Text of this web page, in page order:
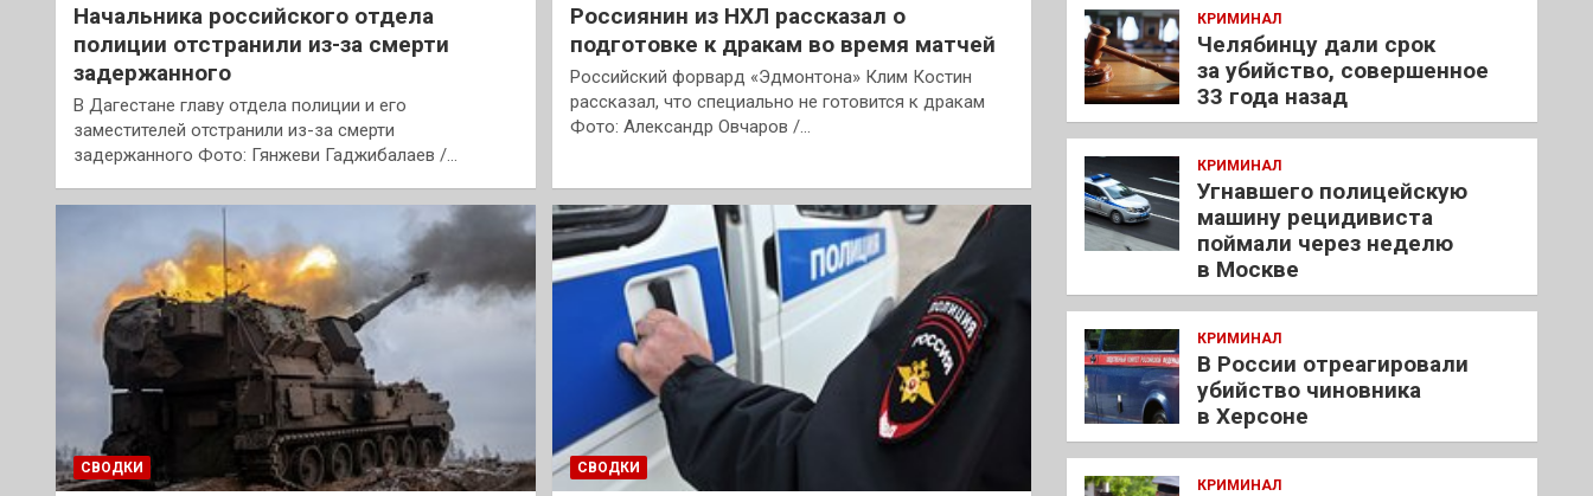
Начальника российского отдела
полиции отстранили из-за смерти
задержанного
В Дагестане главу отдела полиции и его
заместителей отстранили из-за смерти
задержанного Фото: Гянжеви Гаджибалаев /…
Россиянин из НХЛ рассказал о
подготовке к дракам во время матчей
Российский форвард «Эдмонтона» Клим Костин
рассказал, что специально не готовится к дракам
Фото: Александр Овчаров /…
СВОДКИ СВОДКИ
КРИМИНАЛ
Челябинцу дали срок
за убийство, совершенное
33 года назад
КРИМИНАЛ
Угнавшего полицейскую
машину рецидивиста
поймали через неделю
в Москве
КРИМИНАЛ
В России отреагировали
убийство чиновника
в Херсоне
КРИМИНАЛ